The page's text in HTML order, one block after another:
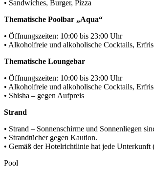
• Sandwiches, Burger, Pizza
Thematische Poolbar „Aqua“
• Öffnungszeiten: 10:00 bis 23:00 Uhr
• Alkoholfreie und alkoholische Cocktails,
Thematische Loungebar
• Öffnungszeiten: 10:00 bis 23:00 Uhr
• Alkoholfreie und alkoholische Cocktails,
• Shisha – gegen Aufpreis
Strand
• Strand – Sonnenschirme und Sonnenliegen
• Strandtücher gegen Kaution.
• Gemäß der Hotelrichtlinie hat jede
Pool